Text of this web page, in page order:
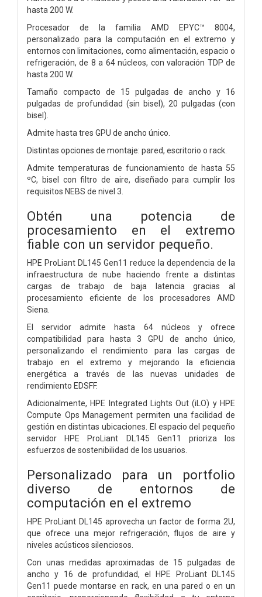
hasta 200 W.
Procesador de la familia AMD EPYC™ 8004,
personalizado para la computación en el extremo y
entornos con limitaciones, como alimentación, espacio o
refrigeración, de 8 a 64 núcleos, con valoración TDP de
hasta 200 W.
Tamaño compacto de 15 pulgadas de ancho y 16
pulgadas de profundidad (sin bisel), 20 pulgadas (con
bisel).
Admite hasta tres GPU de ancho único.
Distintas opciones de montaje: pared, escritorio o rack.
Admite temperaturas de funcionamiento de hasta 55
ºC, bisel con filtro de aire, diseñado para cumplir los
requisitos NEBS de nivel 3.
Obtén una potencia de
procesamiento en el extremo
fiable con un servidor pequeño.
HPE ProLiant DL145 Gen11 reduce la dependencia de la
infraestructura de nube haciendo frente a distintas
cargas de trabajo de baja latencia gracias al
procesamiento eficiente de los procesadores AMD
Siena.
El servidor admite hasta 64 núcleos y ofrece
compatibilidad para hasta 3 GPU de ancho único,
personalizando el rendimiento para las cargas de
trabajo en el extremo y mejorando la eficiencia
energética a través de las nuevas unidades de
rendimiento EDSFF.
Adicionalmente, HPE Integrated Lights Out (iLO) y HPE
Compute Ops Management permiten una facilidad de
gestión en distintas ubicaciones. El espacio del pequeño
servidor HPE ProLiant DL145 Gen11 prioriza los
esfuerzos de sostenibilidad de los usuarios.
Personalizado para un portfolio
diverso de entornos de
computación en el extremo
HPE ProLiant DL145 aprovecha un factor de forma 2U,
que ofrece una mejor refrigeración, flujos de aire y
niveles acústicos silenciosos.
Con unas medidas aproximadas de 15 pulgadas de
ancho y 16 de profundidad, el HPE ProLiant DL145
Gen11 puede montarse en rack, en una pared o en un